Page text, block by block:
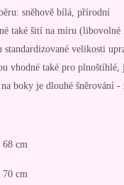
sněhově bílá, přírodní
také šití na míru (libovolné
standardizované velikosti
vhodné také pro plnoštíhlé,
na boky je dlouhé šněrování
68 cm
70 cm